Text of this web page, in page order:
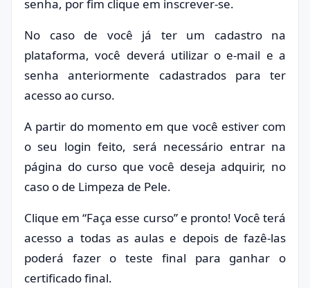
senha, por fim clique em inscrever-se.
No caso de você já ter um cadastro na
plataforma, você deverá utilizar o e-mail e a
senha anteriormente cadastrados para ter
acesso ao curso.
A partir do momento em que você estiver com
o seu login feito, será necessário entrar na
página do curso que você deseja adquirir, no
caso o de Limpeza de Pele.
Clique em “Faça esse curso” e pronto! Você terá
acesso a todas as aulas e depois de fazê-las
poderá fazer o teste final para ganhar o
certificado final.